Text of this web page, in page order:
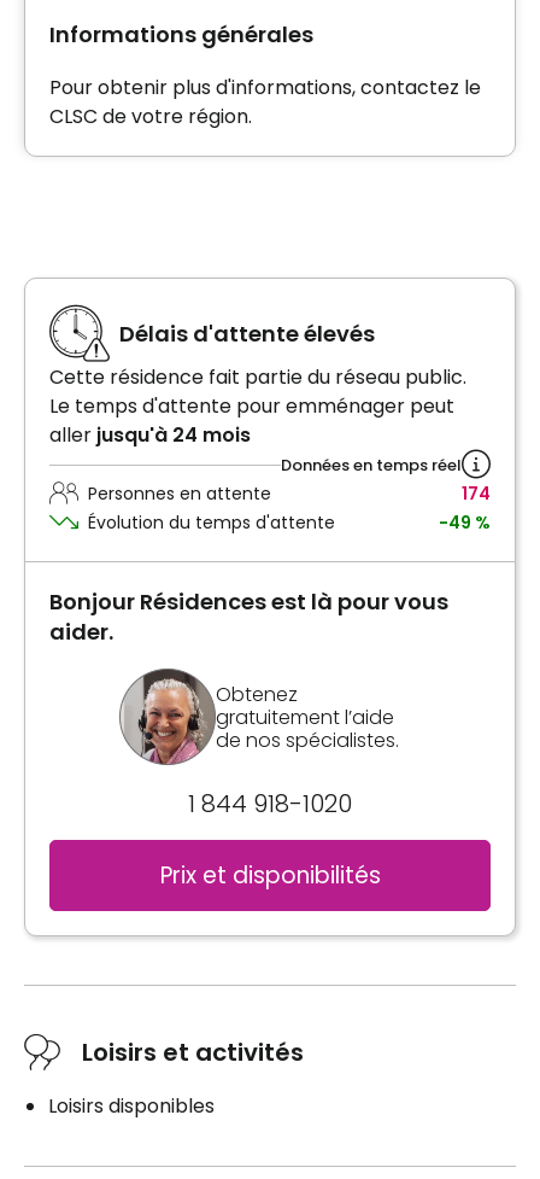
Informations générales
Pour obtenir plus d'informations, contactez le
CLSC de votre région.
Délais d'attente élevés
Cette résidence fait partie du réseau public.
Le temps d'attente pour emménager peut
aller jusqu'à 24 mois
Données en temps réel
Personnes en attente
174
Évolution du temps d'attente
-49 %
Bonjour Résidences est là pour vous
aider.
Obtenez
gratuitement l’aide
de nos spécialistes.
1 844 918-1020
Prix et disponibilités
Loisirs et activités
Loisirs disponibles